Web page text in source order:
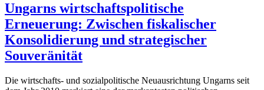
Ungarns wirtschaftspolitische
Erneuerung: Zwischen fiskalischer
Konsolidierung und strategischer
Souveränität
Die wirtschafts- und sozialpolitische Neuausrichtung Ungarns seit